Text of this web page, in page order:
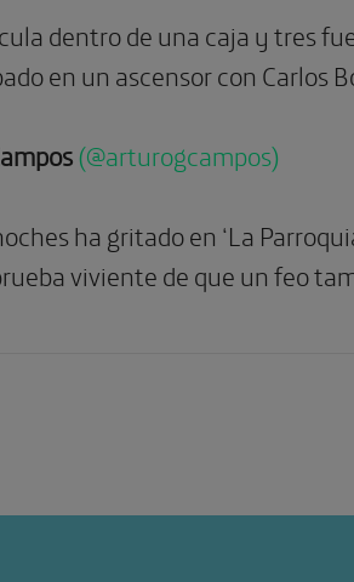
dentro de una caja y tres
en un ascensor con Carlos
(@arturogcampos)
ha gritado en ‘La
viviente de que un feo